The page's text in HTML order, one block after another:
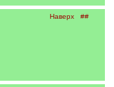
Наверх ##